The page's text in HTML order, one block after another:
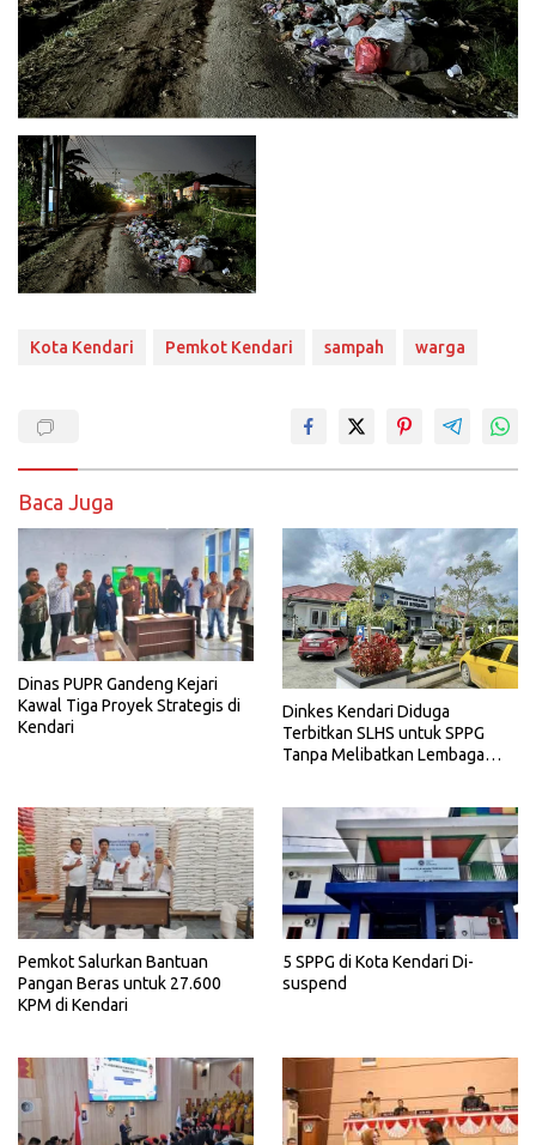
Kota Kendari Pemkot Kendari sampah warga
Baca Juga
Dinas PUPR Gandeng Kejari
Kawal Tiga Proyek Strategis di
Kendari
Dinkes Kendari Diduga
Terbitkan SLHS untuk SPPG
Tanpa Melibatkan Lembaga
Pemkot Salurkan Bantuan
Pangan Beras untuk 27.600
KPM di Kendari
5 SPPG di Kota Kendari Di-
suspend